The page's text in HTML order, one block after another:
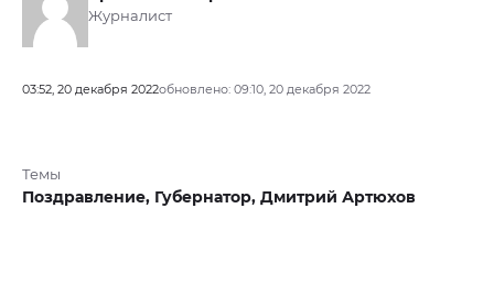
Журналист
03:52, 20 декабря 2022обновлено: 09:10, 20 декабря 2022
Темы
Поздравление, Губернатор, Дмитрий Артюхов